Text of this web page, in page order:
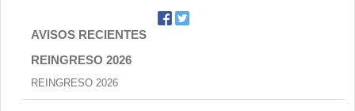
Difusión
Contacto
AVISOS RECIENTES
REINGRESO 2026
REINGRESO 2026